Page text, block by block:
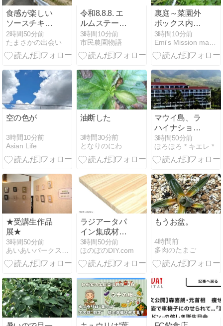
食感が楽しい
ソースチキン
カツ丼 @ 資さ
んうどん
2時間50分前
たまさかの出会い
令和8.8.8. エ
ルムステーク
ス G3
3時間10分前
市民農園物語
裏庭～菜園外
ボックス内の
様子
3時間10分前
空の色が
3時間10分前
Asian Life
油断した
3時間30分前
となりのにわ
マウイ島、ラ
ハイナショア
ズがオープン
していた♡
3時間50分前
ほろほろ * キエレ *
★受講生作品
展★
3時間50分前
あいあいパークスタッフ日記
ラジアータパ
イン集成材
1500×450×15mm
の魅力と活用
法
3時間50分前
ほのぼのDIY.com
もうお盆。
4時間前
多肉のたまご